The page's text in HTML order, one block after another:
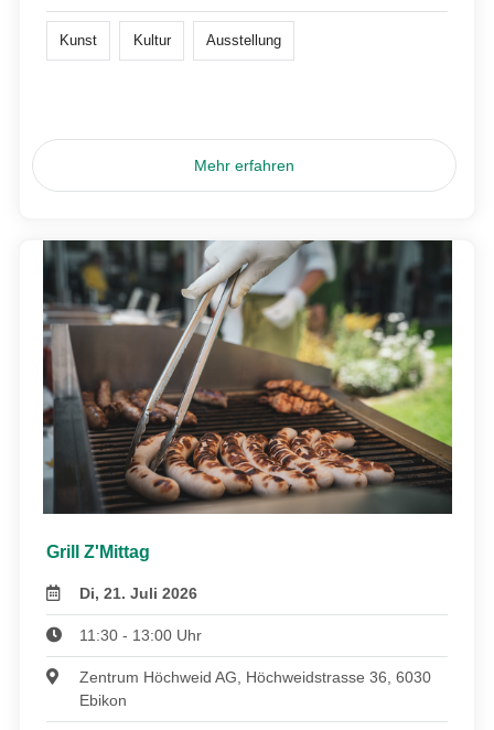
Kunst Kultur Ausstellung
Mehr erfahren
Grill Z'Mittag
Di, 21. Juli 2026
11:30 - 13:00 Uhr
Zentrum Höchweid AG, Höchweidstrasse 36, 6030
Ebikon